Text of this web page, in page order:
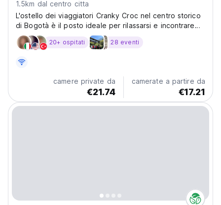
1.5km dal centro citta
L'ostello dei viaggiatori Cranky Croc nel centro storico
di Bogotà è il posto ideale per rilassarsi e incontrare
altri viaggiatori. Situato vicino ai più interessanti siti,
musei e vita notturna di Bogotà, questa bellissima casa
20+ ospitati 28 eventi
camere private da
€21.74
camerate a partire da
€17.21